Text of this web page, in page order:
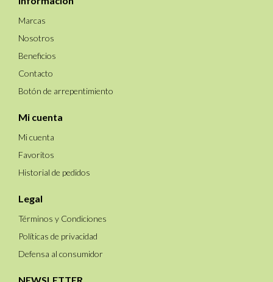
Marcas
Nosotros
Beneficios
Contacto
Botón de arrepentimiento
Mi cuenta
Mi cuenta
Favoritos
Historial de pedidos
Legal
Términos y Condiciones
Políticas de privacidad
Defensa al consumidor